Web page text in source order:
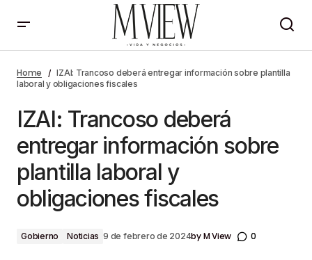
plantilla laboral y obligaciones fiscales
Home
IZAI: Trancoso deberá entregar información sobre plantilla
laboral y obligaciones fiscales
IZAI: Trancoso deberá
entregar información sobre
plantilla laboral y
obligaciones fiscales
Gobierno Noticias 9 de febrero de 2024byM View 0